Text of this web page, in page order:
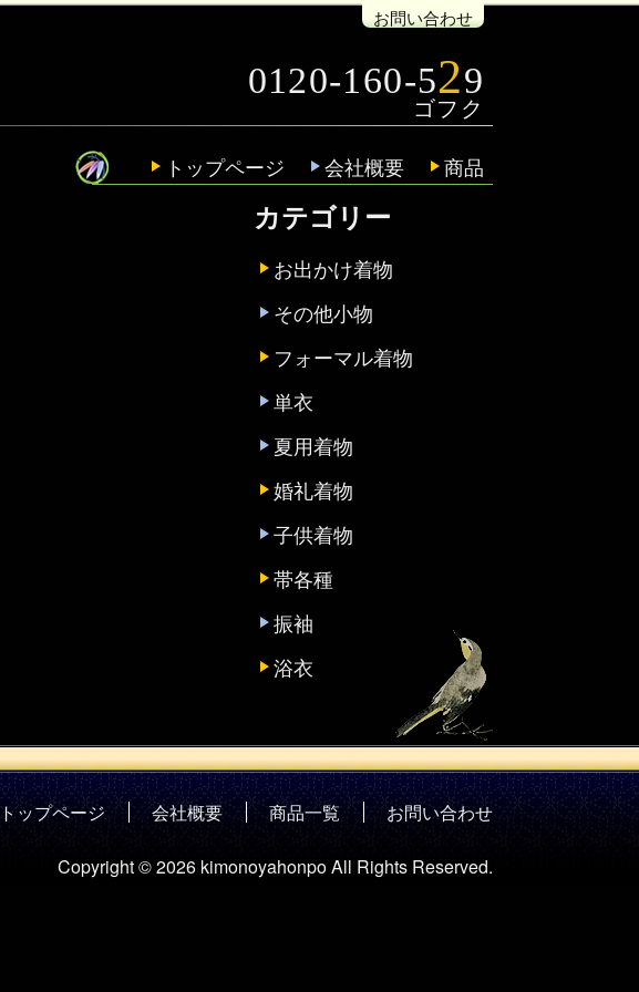
お問い合わせ
0120-160-529
トップページ 会社概要 商品
カテゴリー
お出かけ着物
その他小物
フォーマル着物
単衣
夏用着物
婚礼着物
子供着物
帯各種
振袖
浴衣
トップページ 会社概要 商品一覧 お問い合わせ
Copyright © 2026 kimonoyahonpo All Rights Reserved.